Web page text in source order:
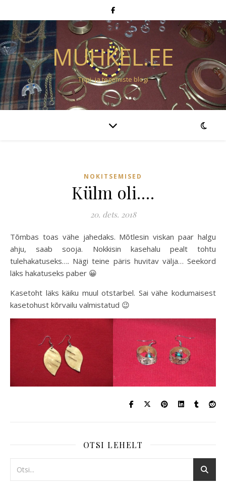
MUHKEL.EE
Tripi- ja tegemiste blogi
NOKITSEMISED
Külm oli….
20. dets. 2018
Tõmbas toas vähe jahedaks. Mõtlesin viskan paar halgu
ahju, saab sooja. Nokkisin kasehalu pealt tohtu
tulehakatuseks…. Nägi teine päris huvitav välja… Seekord
läks hakatuseks paber 😀
Kasetoht läks käiku muul otstarbel. Sai vähe kodumaisest
kasetohust kõrvailu valmistatud 😉
OTSI LEHELT